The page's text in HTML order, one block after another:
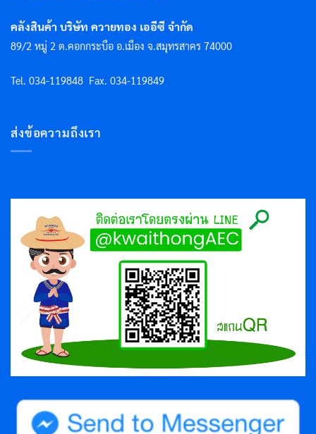
คลังสินค้า บริษัท ควายทอง เออีซี จำกัด
89/2 หมู่ 2 ต.คอกกระบือ อ.เมือง จ.สมุทรสาคร 74000
Tel. 034-119848 Fax. 034-119849
ส่งข้อความถึงเรา